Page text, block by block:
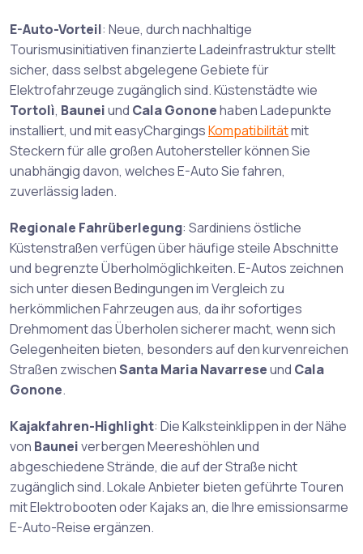
E-Auto-Vorteil: Neue, durch nachhaltige
Tourismusinitiativen finanzierte Ladeinfrastruktur stellt
sicher, dass selbst abgelegene Gebiete für
Elektrofahrzeuge zugänglich sind. Küstenstädte wie
Tortolì, Bauneiund Cala Gononehaben Ladepunkte
installiert, und mit easyChargingsKompatibilitätmit
Steckern für alle großen Autohersteller können Sie
unabhängig davon, welches E-Auto Sie fahren,
zuverlässig laden.
Regionale Fahrüberlegung: Sardiniens östliche
Küstenstraßen verfügen über häufige steile Abschnitte
und begrenzte Überholmöglichkeiten. E-Autos zeichnen
sich unter diesen Bedingungen im Vergleich zu
herkömmlichen Fahrzeugen aus, da ihr sofortiges
Drehmoment das Überholen sicherer macht, wenn sich
Gelegenheiten bieten, besonders auf den kurvenreichen
Straßen zwischenSanta Maria Navarreseund Cala
Gonone.
Kajakfahren-Highlight: Die Kalksteinklippen in der Nähe
von Bauneiverbergen Meereshöhlen und
abgeschiedene Strände, die auf der Straße nicht
zugänglich sind. Lokale Anbieter bieten geführte Touren
mit Elektrobooten oder Kajaks an, die Ihre emissionsarme
E-Auto-Reise ergänzen.